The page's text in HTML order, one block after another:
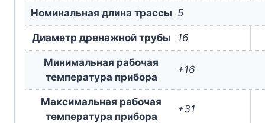
Номинальная длина трассы 5
Диаметр дренажной трубы 16
Минимальная рабочая
температура прибора
+16
Максимальная рабочая
температура прибора
+31